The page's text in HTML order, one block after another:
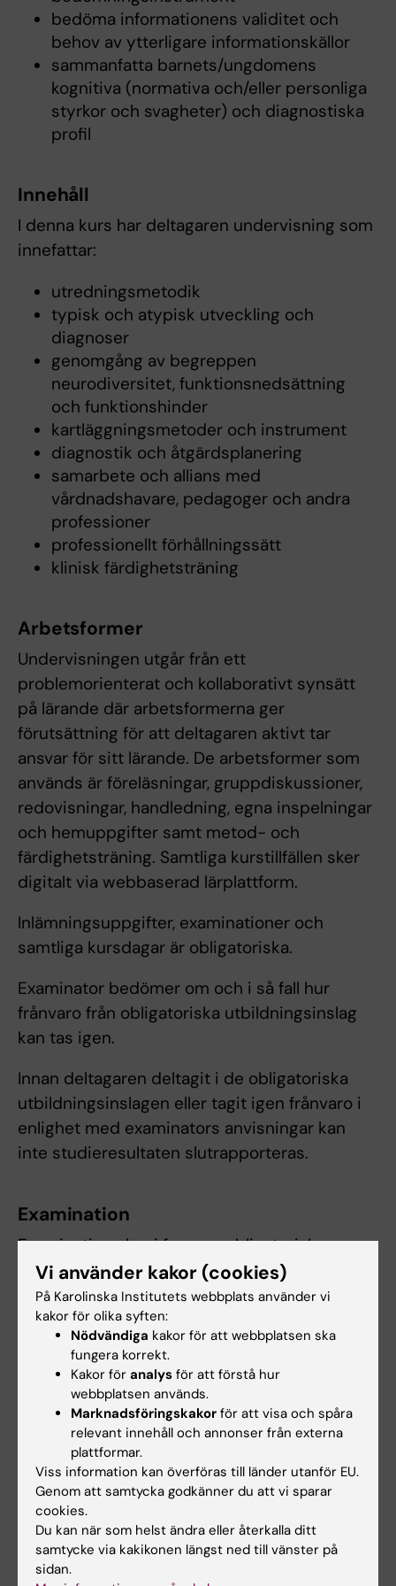
bedöma informationens validitet och
behov av ytterligare informationskällor
sammanfatta barnets/ungdomens
kognitiva (normativa och/eller personliga
styrkor och svagheter) och diagnostiska
profil
Innehåll
I denna kurs har deltagaren undervisning som
innefattar:
utredningsmetodik
typisk och atypisk utveckling och
diagnoser
genomgång av begreppen
neurodiversitet, funktionsnedsättning
och funktionshinder
kartläggningsmetoder och instrument
diagnostik och åtgärdsplanering
samarbete och allians med
vårdnadshavare, pedagoger och andra
professioner
professionellt förhållningssätt
klinisk färdighetsträning
Arbetsformer
Undervisningen utgår från ett
problemorienterat och kollaborativt synsätt
på lärande där arbetsformerna ger
förutsättning för att deltagaren aktivt tar
ansvar för sitt lärande. De arbetsformer som
används är föreläsningar, gruppdiskussioner,
redovisningar, handledning, egna inspelningar
och hemuppgifter samt metod- och
färdighetsträning. Samtliga kurstillfällen sker
digitalt via webbaserad lärplattform.
Inlämningsuppgifter, examinationer och
samtliga kursdagar är obligatoriska.
Examinator bedömer om och i så fall hur
frånvaro från obligatoriska utbildningsinslag
kan tas igen.
Innan deltagaren deltagit i de obligatoriska
utbildningsinslagen eller tagit igen frånvaro i
enlighet med examinators anvisningar kan
inte studieresultaten slutrapporteras.
Examination
Examination sker i form av obligatoriska
inlämningsuppgifter, individuell muntlig och
skriftlig ärenderedovisning, hemtentamina
samt deltagande vid samtliga kursdagar.
Samtliga moment måste vara godkända för att
få godkänt betyg på kursen.
Deltagare som ej är godkänd efter ordinarie
examinationstillfälle har rätt att delta vid
ytterligare 2 examinationstillfällen.
Examinator kan med omedelbar verkan
avbryta en deltagares löpande examination
om deltagaren visar sådana allvarliga brister i
kunskaper, färdigheter eller förhållningssätt att
Vi använder kakor (cookies)
På Karolinska Institutets webbplats använder vi
kakor för olika syften:
Nödvändiga kakor för att webbplatsen ska
fungera korrekt.
Kakor för analys för att förstå hur
webbplatsen används.
Marknadsföringskakor för att visa och spåra
relevant innehåll och annonser från externa
plattformar.
Viss information kan överföras till länder utanför EU.
Genom att samtycka godkänner du att vi sparar
cookies.
Du kan när som helst ändra eller återkalla ditt
samtycke via kakikonen längst ned till vänster på
sidan.